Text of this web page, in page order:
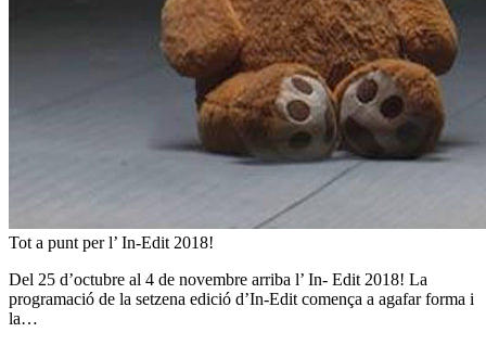
Tot a punt per l’ In-Edit 2018!
Del 25 d’octubre al 4 de novembre arriba l’ In- Edit 2018! La
programació de la setzena edició d’In-Edit comença a agafar forma i
la…